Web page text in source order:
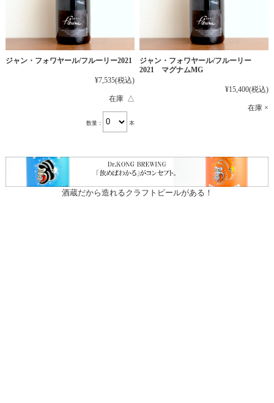
ジャン・フォワヤール/フルーリー2021
¥7,535(税込)
在庫 △
数量： 本
ジャン・フォワヤール/フルーリー
2021 マグナムMG
¥15,400(税込)
在庫 ×
酒蔵だから造れるクラフトビールがある！